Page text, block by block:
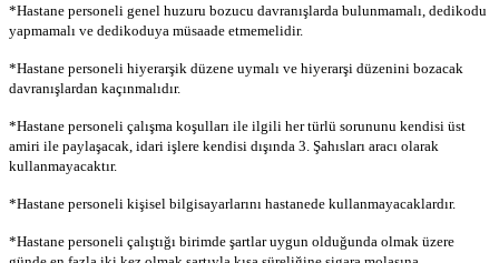
*Hastane personeli genel huzuru bozucu davranışlarda bulunmamalı, dedikodu
yapmamalı ve dedikoduya müsaade etmemelidir.
*Hastane personeli hiyerarşik düzene uymalı ve hiyerarşi düzenini bozacak
davranışlardan kaçınmalıdır.
*Hastane personeli çalışma koşulları ile ilgili her türlü sorununu kendisi üst
amiri ile paylaşacak, idari işlere kendisi dışında 3. Şahısları aracı olarak
kullanmayacaktır.
*Hastane personeli kişisel bilgisayarlarını hastanede kullanmayacaklardır.
*Hastane personeli çalıştığı birimde şartlar uygun olduğunda olmak üzere